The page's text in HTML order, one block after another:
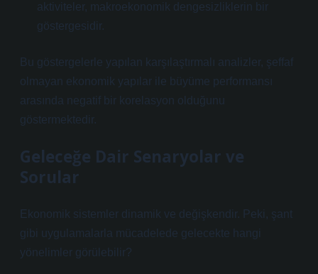
aktiviteler, makroekonomik dengesizliklerin bir
göstergesidir.
Bu göstergelerle yapılan karşılaştırmalı analizler, şeffaf
olmayan ekonomik yapılar ile büyüme performansı
arasında negatif bir korelasyon olduğunu
göstermektedir.
Geleceğe Dair Senaryolar ve
Sorular
Ekonomik sistemler dinamik ve değişkendir. Peki, şant
gibi uygulamalarla mücadelede gelecekte hangi
yönelimler görülebilir?